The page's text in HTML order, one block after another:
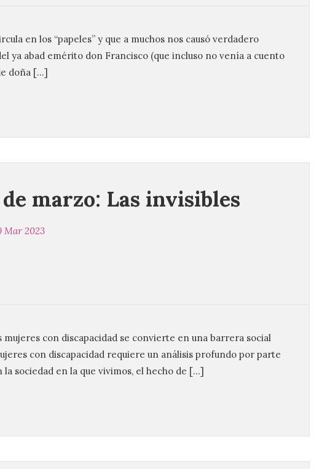
en los “papeles” y que a muchos nos causó verdadero
ya abad emérito don Francisco (que incluso no venía a cuento
doña […]
de marzo: Las invisibles
Mar 2023
con discapacidad se convierte en una barrera social
con discapacidad requiere un análisis profundo por parte
la sociedad en la que vivimos, el hecho de […]